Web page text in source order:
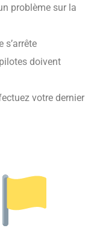
problème sur la
s’arrête
doivent
votre dernier